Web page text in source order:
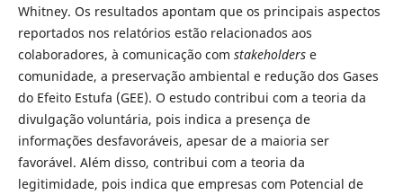
Whitney. Os resultados apontam que os principais aspectos
reportados nos relatórios estão relacionados aos
colaboradores, à comunicação com stakeholders e
comunidade, a preservação ambiental e redução dos Gases
do Efeito Estufa (GEE). O estudo contribui com a teoria da
divulgação voluntária, pois indica a presença de
informações desfavoráveis, apesar de a maioria ser
favorável. Além disso, contribui com a teoria da
legitimidade, pois indica que empresas com Potencial de